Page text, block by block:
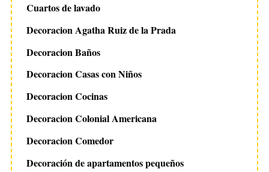
Cuartos de lavado
Decoracion Agatha Ruiz de la Prada
Decoracion Baños
Decoracion Casas con Niños
Decoracion Cocinas
Decoracion Colonial Americana
Decoracion Comedor
Decoración de apartamentos pequeños